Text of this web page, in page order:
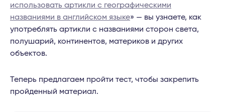
использовать артикли с географическими
названиями в английском языке» — вы узнаете, как
употреблять артикли с названиями сторон света,
полушарий, континентов, материков и других
объектов.
Теперь предлагаем пройти тест, чтобы закрепить
пройденный материал.